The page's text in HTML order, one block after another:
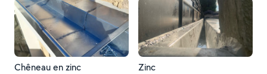
Chêneau en zinc Zinc